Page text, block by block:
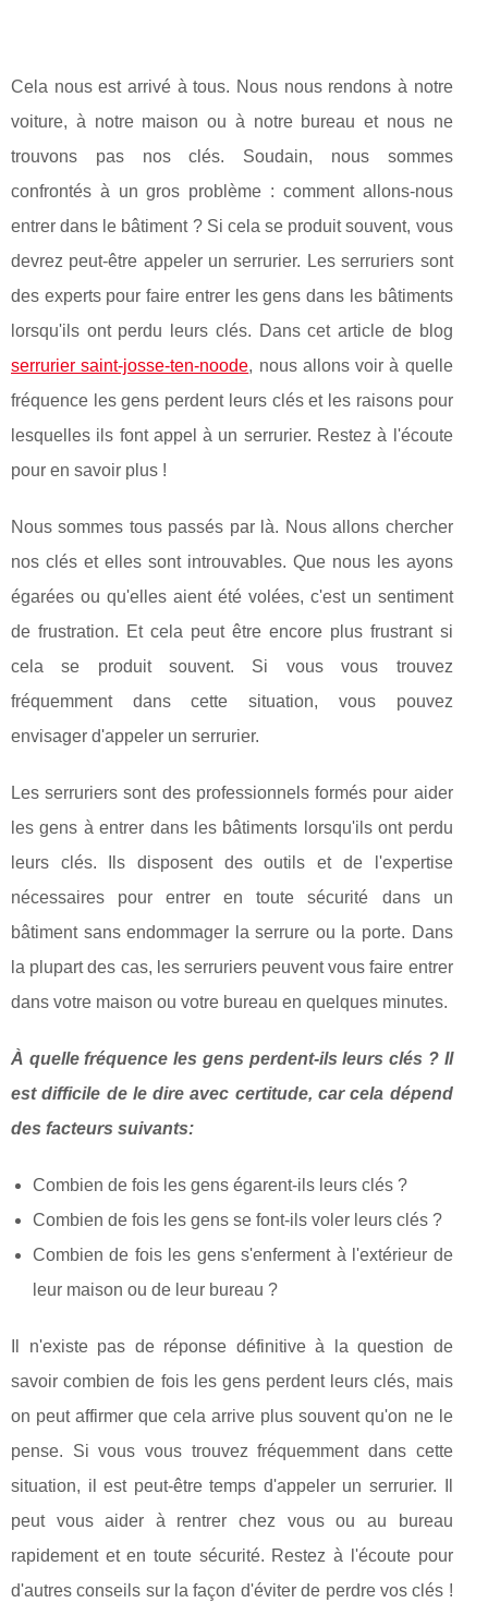
Cela nous est arrivé à tous. Nous nous rendons à notre
voiture, à notre maison ou à notre bureau et nous ne
trouvons pas nos clés. Soudain, nous sommes
confrontés à un gros problème : comment allons-nous
entrer dans le bâtiment ? Si cela se produit souvent, vous
devrez peut-être appeler un serrurier. Les serruriers sont
des experts pour faire entrer les gens dans les bâtiments
lorsqu'ils ont perdu leurs clés. Dans cet article de blog
serrurier saint-josse-ten-noode, nous allons voir à quelle
fréquence les gens perdent leurs clés et les raisons pour
lesquelles ils font appel à un serrurier. Restez à l'écoute
pour en savoir plus !
Nous sommes tous passés par là. Nous allons chercher
nos clés et elles sont introuvables. Que nous les ayons
égarées ou qu'elles aient été volées, c'est un sentiment
de frustration. Et cela peut être encore plus frustrant si
cela se produit souvent. Si vous vous trouvez
fréquemment dans cette situation, vous pouvez
envisager d'appeler un serrurier.
Les serruriers sont des professionnels formés pour aider
les gens à entrer dans les bâtiments lorsqu'ils ont perdu
leurs clés. Ils disposent des outils et de l'expertise
nécessaires pour entrer en toute sécurité dans un
bâtiment sans endommager la serrure ou la porte. Dans
la plupart des cas, les serruriers peuvent vous faire entrer
dans votre maison ou votre bureau en quelques minutes.
À quelle fréquence les gens perdent-ils leurs clés ? Il
est difficile de le dire avec certitude, car cela dépend
des facteurs suivants:
Combien de fois les gens égarent-ils leurs clés ?
Combien de fois les gens se font-ils voler leurs clés ?
Combien de fois les gens s'enferment à l'extérieur de
leur maison ou de leur bureau ?
Il n'existe pas de réponse définitive à la question de
savoir combien de fois les gens perdent leurs clés, mais
on peut affirmer que cela arrive plus souvent qu'on ne le
pense. Si vous vous trouvez fréquemment dans cette
situation, il est peut-être temps d'appeler un serrurier. Il
peut vous aider à rentrer chez vous ou au bureau
rapidement et en toute sécurité. Restez à l'écoute pour
d'autres conseils sur la façon d'éviter de perdre vos clés !